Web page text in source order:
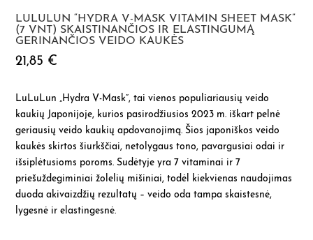
LULULUN “HYDRA V-MASK VITAMIN SHEET MASK”
(7 VNT) SKAISTINANČIOS IR ELASTINGUMĄ
GERINANČIOS VEIDO KAUKĖS
21,85 €
LuLuLun „Hydra V-Mask”, tai vienos populiariausių veido
kaukių Japonijoje, kurios pasirodžiusios 2023 m. iškart pelnė
geriausių veido kaukių apdovanojimą. Šios japoniškos veido
kaukės skirtos šiurkščiai, netolygaus tono, pavargusiai odai ir
išsiplėtusioms poroms. Sudėtyje yra 7 vitaminai ir 7
priešuždegiminiai žolelių mišiniai, todėl kiekvienas naudojimas
duoda akivaizdžių rezultatų – veido oda tampa skaistesnė,
lygesnė ir elastingesnė.